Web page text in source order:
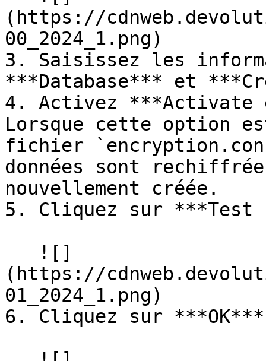
(https://
00_2024_1.png)
3. Saisissez les
***Database*** et
4. Activez
Lorsque cette option
fichier
données sont
nouvellement créée.
5. Cliquez sur ***Test
(https://
01_2024_1.png)
6. Cliquez sur